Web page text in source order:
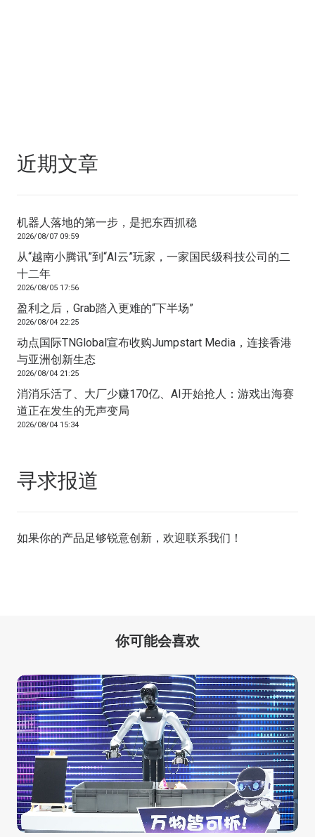
近期文章
机器人落地的第一步，是把东西抓稳
2026/08/07 09:59
从“越南小腾讯”到“AI云”玩家，一家国民级科技公司的二
十二年
2026/08/05 17:56
盈利之后，Grab踏入更难的“下半场”
2026/08/04 22:25
动点国际TNGlobal宣布收购Jumpstart Media，连接香港
与亚洲创新生态
2026/08/04 21:25
消消乐活了、大厂少赚170亿、AI开始抢人：游戏出海赛
道正在发生的无声变局
2026/08/04 15:34
寻求报道
如果你的产品足够锐意创新，欢迎联系我们 ！
你可能会喜欢